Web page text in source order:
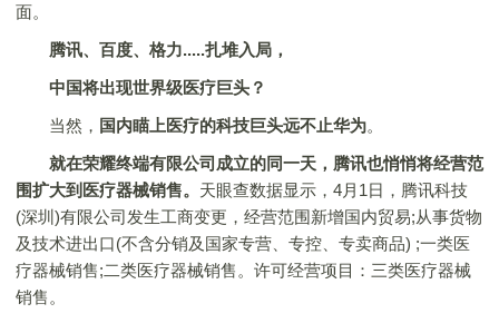
面。
腾讯、百度、格力.....扎堆入局，
中国将出现世界级医疗巨头？
当然， 国内瞄上医疗的科技巨头远不止华为。
就在荣耀终端有限公司成立的同一天，腾讯也悄悄将经营范
围扩大到医疗器械销售。 天眼查数据显示，4月1日，腾讯科技
(深圳)有限公司发生工商变更，经营范围新增国内贸易;从事货物
及技术进出口(不含分销及国家专营、专控、专卖商品) ;一类医
疗器械销售;二类医疗器械销售。许可经营项目：三类医疗器械
销售。